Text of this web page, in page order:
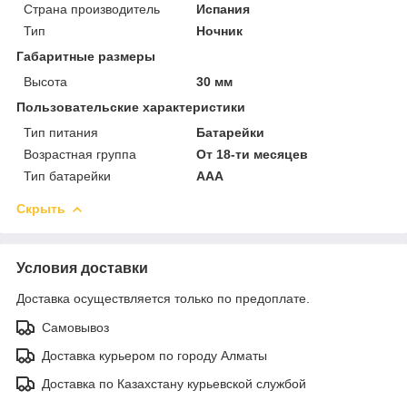
Страна производитель
Испания
Тип
Ночник
Габаритные размеры
Высота
30 мм
Пользовательские характеристики
Тип питания
Батарейки
Возрастная группа
От 18-ти месяцев
Тип батарейки
ААА
Скрыть
Условия доставки
Доставка осуществляется только по предоплате.
Самовывоз
Доставка курьером по городу Алматы
Доставка по Казахстану курьевской службой